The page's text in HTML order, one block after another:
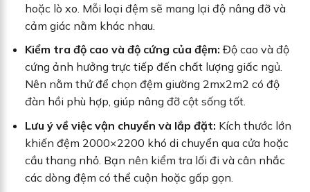
hoặc lò xo. Mỗi loại đệm sẽ mang lại độ nâng đỡ và
cảm giác nằm khác nhau.
Kiểm tra độ cao và độ cứng của đệm: Độ cao và độ
cứng ảnh hưởng trực tiếp đến chất lượng giấc ngủ.
Nên nằm thử để chọn đệm giường 2mx2m2 có độ
đàn hồi phù hợp, giúp nâng đỡ cột sống tốt.
Lưu ý về việc vận chuyển và lắp đặt: Kích thước lớn
khiến đệm 2000×2200 khó di chuyển qua cửa hoặc
cầu thang nhỏ. Bạn nên kiểm tra lối đi và cân nhắc
các dòng đệm có thể cuộn hoặc gấp gọn.